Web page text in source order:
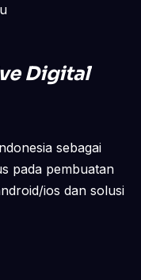
Digital
sebagai
pada pembuatan
ios dan solusi